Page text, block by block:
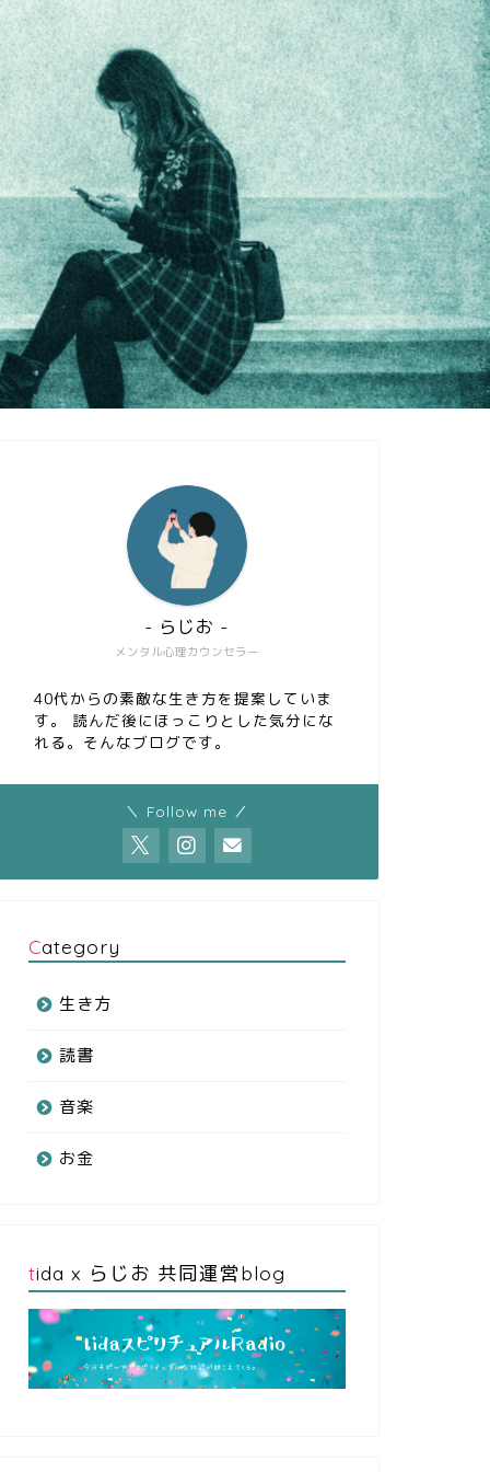
メンタル心理カウンセラー
- らじお -
40代からの素敵な生き方を提案していま
す。 読んだ後にほっこりとした気分にな
れる。そんなブログです。
＼ Follow me ／
Category
生き方
読書
音楽
お金
tida x らじお 共同運営blog